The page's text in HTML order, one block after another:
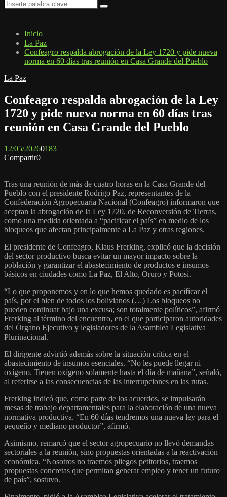
Search
for:
Search
Inicio
La Paz
Confeagro respalda abrogación de la Ley 1720 y pide nueva
norma en 60 días tras reunión en Casa Grande del Pueblo
La Paz
Confeagro respalda abrogación de la Ley
1720 y pide nueva norma en 60 días tras
reunión en Casa Grande del Pueblo
12/05/20260183
Compartir0
Tras una reunión de más de cuatro horas en la Casa Grande del
Pueblo con el presidente Rodrigo Paz, representantes de la
Confederación Agropecuaria Nacional (Confeagro) informaron que
aceptan la abrogación de la Ley 1720, de Reconversión de Tierras,
como una medida orientada a “pacificar el país” en medio de los
bloqueos que afectan principalmente a La Paz y otras regiones.
El presidente de Confeagro, Klaus Frerking, explicó que la decisión
del sector productivo busca evitar un mayor impacto sobre la
población y garantizar el abastecimiento de productos e insumos
básicos en ciudades como La Paz, El Alto, Oruro y Potosí.
“Lo que proponemos y en lo que hemos quedado es pacificar el
país, por el bien de todos los bolivianos (…) Los bloqueos no
pueden continuar bajo una excusa; son totalmente políticos”, afirmó
Frerking al término del encuentro, en el que participaron autoridades
del Órgano Ejecutivo y legisladores de la Asamblea Legislativa
Plurinacional.
El dirigente advirtió además sobre la situación crítica en el
abastecimiento de insumos esenciales. “No les puede llegar ni
oxígeno. Tienen oxígeno solamente hasta el día de mañana”, señaló,
al referirse a las consecuencias de las interrupciones en las rutas.
Frerking indicó que, como parte de los acuerdos, se impulsarán
mesas de trabajo departamentales para la elaboración de una nueva
normativa productiva. “En 60 días tendremos una nueva ley para el
pequeño y mediano productor”, afirmó.
Asimismo, remarcó que el sector agropecuario no llevó demandas
sectoriales a la reunión, sino propuestas orientadas a la reactivación
económica. “Nosotros no traemos pliegos petitorios, traemos
propuestas concretas que permitan generar empleo y tener un futuro
de país”, sostuvo.